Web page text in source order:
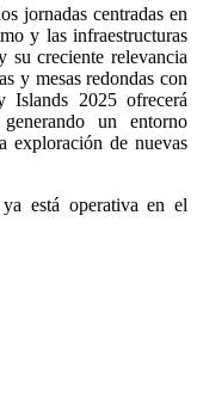
jornadas centradas en
y las infraestructuras
su creciente relevancia
y mesas redondas con
Islands 2025 ofrecerá
un entorno
exploración de nuevas
está operativa en el